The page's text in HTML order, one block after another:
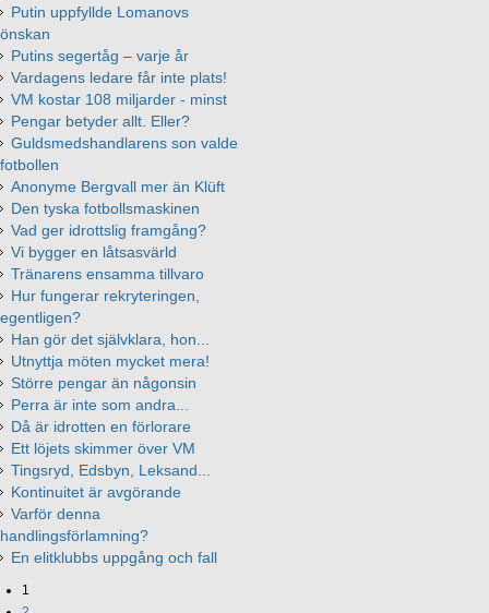
Putin uppfyllde Lomanovs
önskan
Putins segertåg – varje år
Vardagens ledare får inte plats!
VM kostar 108 miljarder - minst
Pengar betyder allt. Eller?
Guldsmedshandlarens son valde
fotbollen
Anonyme Bergvall mer än Klüft
Den tyska fotbollsmaskinen
Vad ger idrottslig framgång?
Vi bygger en låtsasvärld
Tränarens ensamma tillvaro
Hur fungerar rekryteringen,
egentligen?
Han gör det självklara, hon...
Utnyttja möten mycket mera!
Större pengar än någonsin
Perra är inte som andra...
Då är idrotten en förlorare
Ett löjets skimmer över VM
Tingsryd, Edsbyn, Leksand...
Kontinuitet är avgörande
Varför denna
handlingsförlamning?
En elitklubbs uppgång och fall
1